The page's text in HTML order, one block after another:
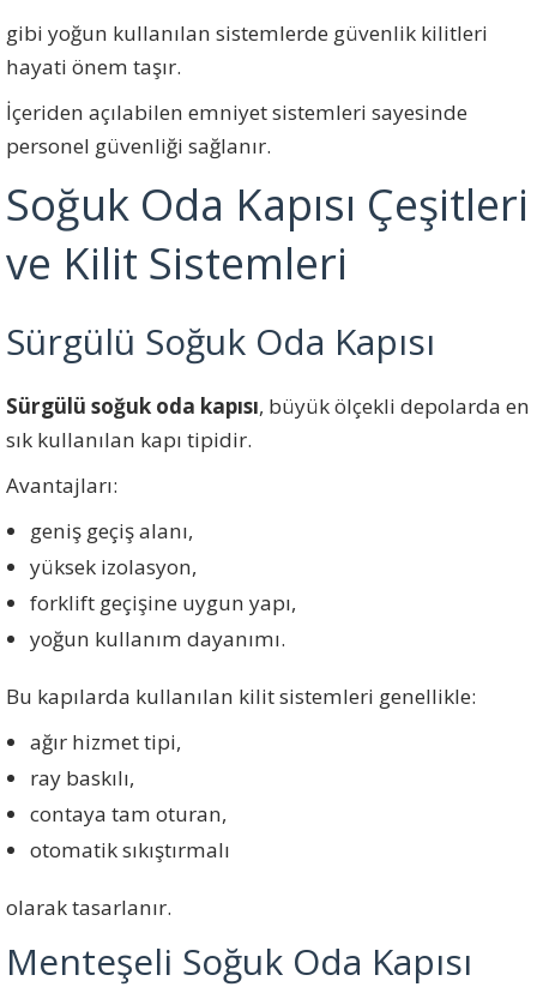
gibi yoğun kullanılan sistemlerde güvenlik kilitleri
hayati önem taşır.
İçeriden açılabilen emniyet sistemleri sayesinde
personel güvenliği sağlanır.
Soğuk Oda Kapısı Çeşitleri
ve Kilit Sistemleri
Sürgülü Soğuk Oda Kapısı
Sürgülü soğuk oda kapısı, büyük ölçekli depolarda en
sık kullanılan kapı tipidir.
Avantajları:
geniş geçiş alanı,
yüksek izolasyon,
forklift geçişine uygun yapı,
yoğun kullanım dayanımı.
Bu kapılarda kullanılan kilit sistemleri genellikle:
ağır hizmet tipi,
ray baskılı,
contaya tam oturan,
otomatik sıkıştırmalı
olarak tasarlanır.
Menteşeli Soğuk Oda Kapısı